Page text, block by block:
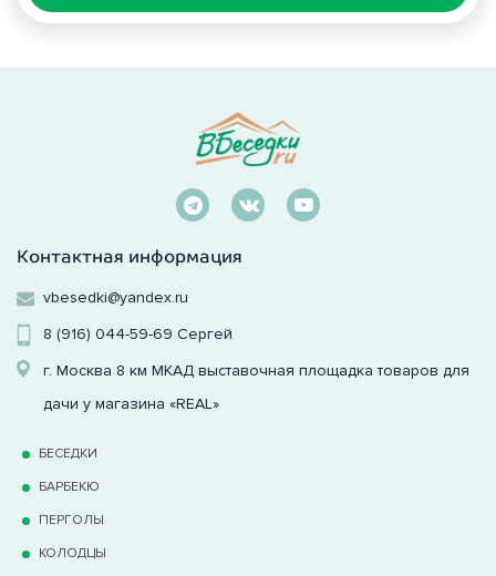
Контактная информация
vbesedki@yandex.ru
8 (916) 044-59-69 Сергей
г. Москва 8 км МКАД выставочная площадка товаров для
дачи у магазина «REAL»
БЕСЕДКИ
БАРБЕКЮ
ПЕРГОЛЫ
КОЛОДЦЫ